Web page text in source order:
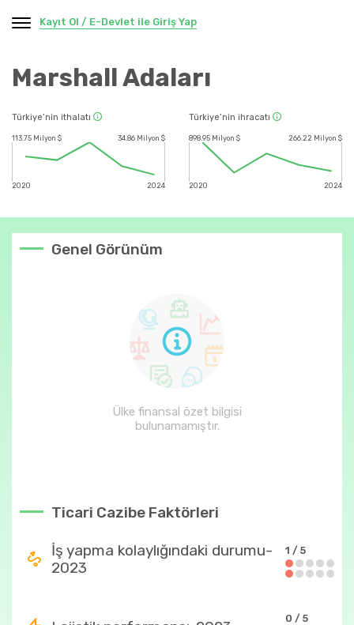
Kayıt Ol / E-Devlet ile Giriş Yap
Marshall Adaları
Türkiye’nin ithalatı
113.75 Milyon $
2020
34.86 Milyon $
2024
Türkiye’nin ihracatı
898.95 Milyon $
2020
266.22 Milyon $
2024
Genel Görünüm
Ülke finansal özet bilgisi
bulunamamıştır.
Ticari Cazibe Faktörleri
İş yapma kolaylığındaki durumu-
2023
1 / 5
0 / 5